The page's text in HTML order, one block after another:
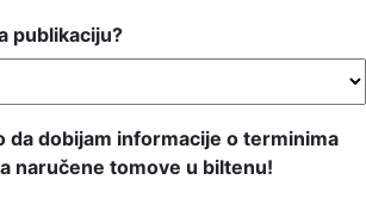
publikaciju?
da dobijam informacije o terminima
naručene tomove u biltenu!